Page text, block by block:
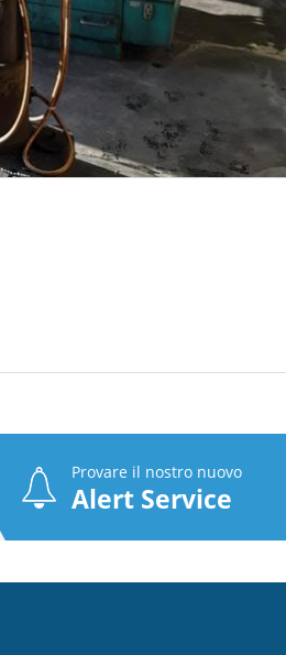
Provare il nostro nuovo
Alert Service